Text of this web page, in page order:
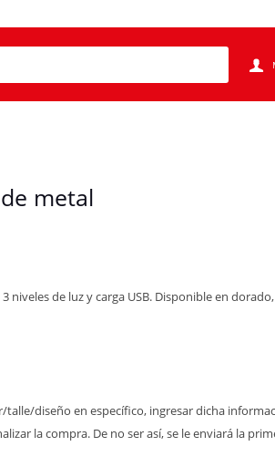
metal
niveles de luz y carga USB. Disponible en
talle/diseño en específico, ingresar dicha
la compra. De no ser así, se le enviará la